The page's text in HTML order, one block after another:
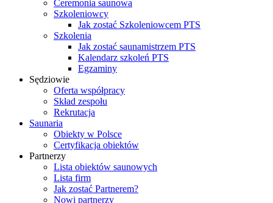
Ceremonia saunowa
Szkoleniowcy
Jak zostać Szkoleniowcem PTS
Szkolenia
Jak zostać saunamistrzem PTS
Kalendarz szkoleń PTS
Egzaminy
Sędziowie
Oferta współpracy
Skład zespołu
Rekrutacja
Saunaria
Obiekty w Polsce
Certyfikacja obiektów
Partnerzy
Lista obiektów saunowych
Lista firm
Jak zostać Partnerem?
Nowi partnerzy